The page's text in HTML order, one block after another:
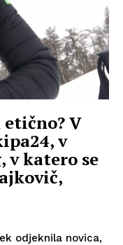
V
v
v katero se
odjeknila novica,